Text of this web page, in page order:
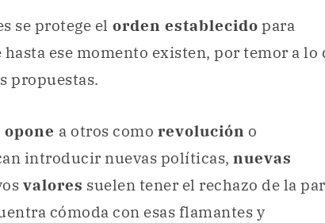
se protege el orden establecido para
ese momento existen, por temor a lo
propuestas.
opone a otros como revolución o
introducir nuevas políticas, nuevas
valores suelen tener el rechazo de la
cómoda con esas flamantes y